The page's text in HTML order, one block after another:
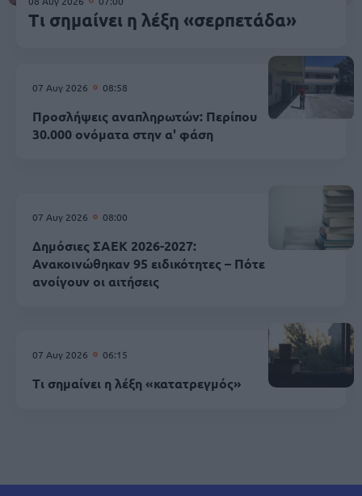
Τι σημαίνει η λέξη «σερπετάδα»
07 Αυγ 2026 08:58
Προσλήψεις αναπληρωτών: Περίπου
30.000 ονόματα στην α' φάση
07 Αυγ 2026 08:00
Δημόσιες ΣΑΕΚ 2026-2027:
Ανακοινώθηκαν 95 ειδικότητες – Πότε
ανοίγουν οι αιτήσεις
07 Αυγ 2026 06:15
Τι σημαίνει η λέξη «κατατρεγμός»